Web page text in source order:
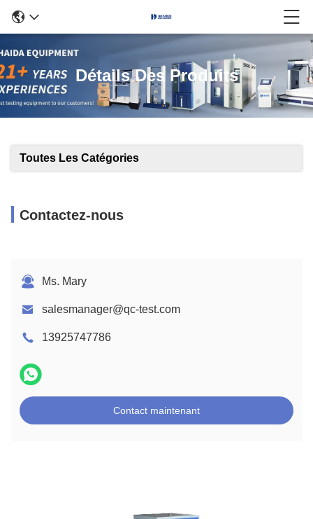
Détails Des Produits
Toutes Les Catégories
Contactez-nous
Ms. Mary
salesmanager@qc-test.com
13925747786
Contact maintenant